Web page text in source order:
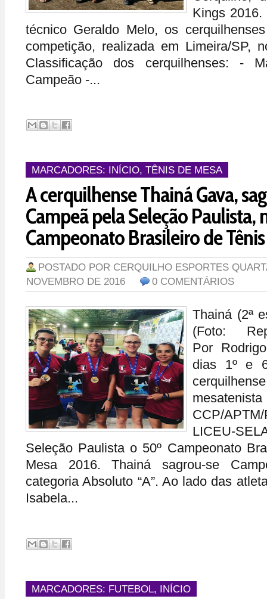
Kings 2016.
técnico Geraldo Melo, os
competição, realizada em Limeira/SP,
Classificação dos cerquilhenses: -
Campeão -...
MARCADORES: INÍCIO, TÊNIS DE MESA
A cerquilhense Thainá Gava,
Campeã pela Seleção Paulista,
Campeonato Brasileiro de
POSTADO POR CERQUILHO ESPORTES
NOVEMBRO DE 2016
0 COMENTÁRIOS
Thainá (2ª
(Foto:
Por
dias 1º e
CCP/
LICEU-
Seleção Paulista o 50º Campeonato
Mesa 2016. Thainá sagrou-se
categoria Absoluto “A”. Ao lado das
Isabela...
MARCADORES: FUTEBOL, INÍCIO